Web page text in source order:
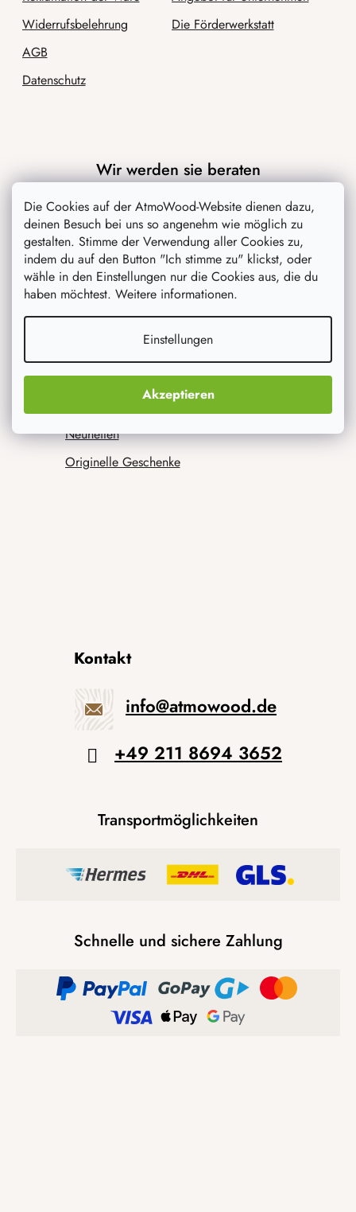
Die Cookies auf der AtmoWood-Website dienen dazu,
deinen Besuch bei uns so angenehm wie möglich zu
gestalten. Stimme der Verwendung aller Cookies zu,
indem du auf den Button "Ich stimme zu" klickst, oder
wähle in den Einstellungen nur die Cookies aus, die du
haben möchtest. Weitere informationen.
Einstellungen
Akzeptieren
Widerrufsbelehrung
AGB
Datenschutz
Die Förderwerkstatt
Wir werden sie beraten
Blog
Inspiration
Was interessiert dich am meisten
Neuheiten
Originelle Geschenke
Kontakt
info@atmowood.de
+49 211 8694 3652
Transportmöglichkeiten
Schnelle und sichere Zahlung